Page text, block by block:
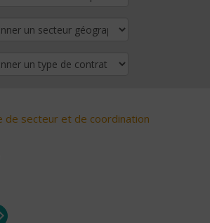
de secteur et de coordination